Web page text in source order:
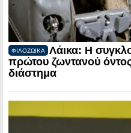
ΦΙΛΟΖΩΙΚΑ
Λάικα: Η
πρώτου ζωντανού
διάστημα